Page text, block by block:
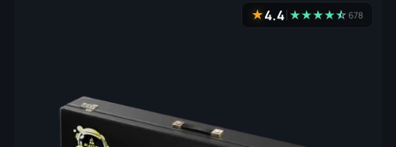
★4.4 ★★★★★
☆678